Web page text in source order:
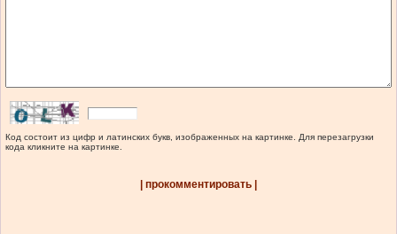
Код состоит из цифр и латинских букв, изображенных на картинке. Для перезагрузки
кода кликните на картинке.
| прокомментировать |